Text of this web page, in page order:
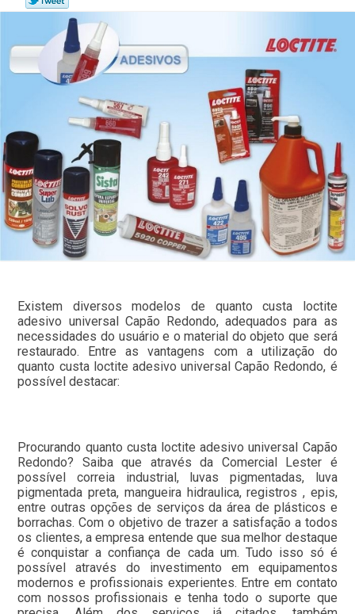
Existem diversos modelos de quanto custa loctite
adesivo universal Capão Redondo, adequados para as
necessidades do usuário e o material do objeto que será
restaurado. Entre as vantagens com a utilização do
quanto custa loctite adesivo universal Capão Redondo, é
possível destacar:
Procurando quanto custa loctite adesivo universal Capão
Redondo? Saiba que através da Comercial Lester é
possível correia industrial, luvas pigmentadas, luva
pigmentada preta, mangueira hidraulica, registros , epis,
entre outras opções de serviços da área de plásticos e
borrachas. Com o objetivo de trazer a satisfação a todos
os clientes, a empresa entende que sua melhor destaque
é conquistar a confiança de cada um. Tudo isso só é
possível através do investimento em equipamentos
modernos e profissionais experientes. Entre em contato
com nossos profissionais e tenha todo o suporte que